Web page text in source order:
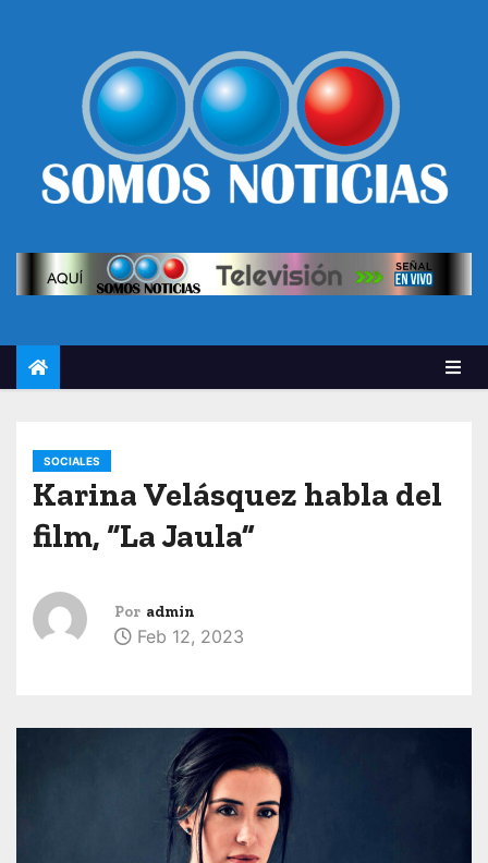
SOCIALES
Karina Velásquez habla del
film, “La Jaula”
Por admin
Feb 12, 2023